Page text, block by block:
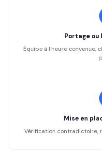
Portage ou
Équipe à l'heure convenue,
Mise en
Vérification contradictoire,